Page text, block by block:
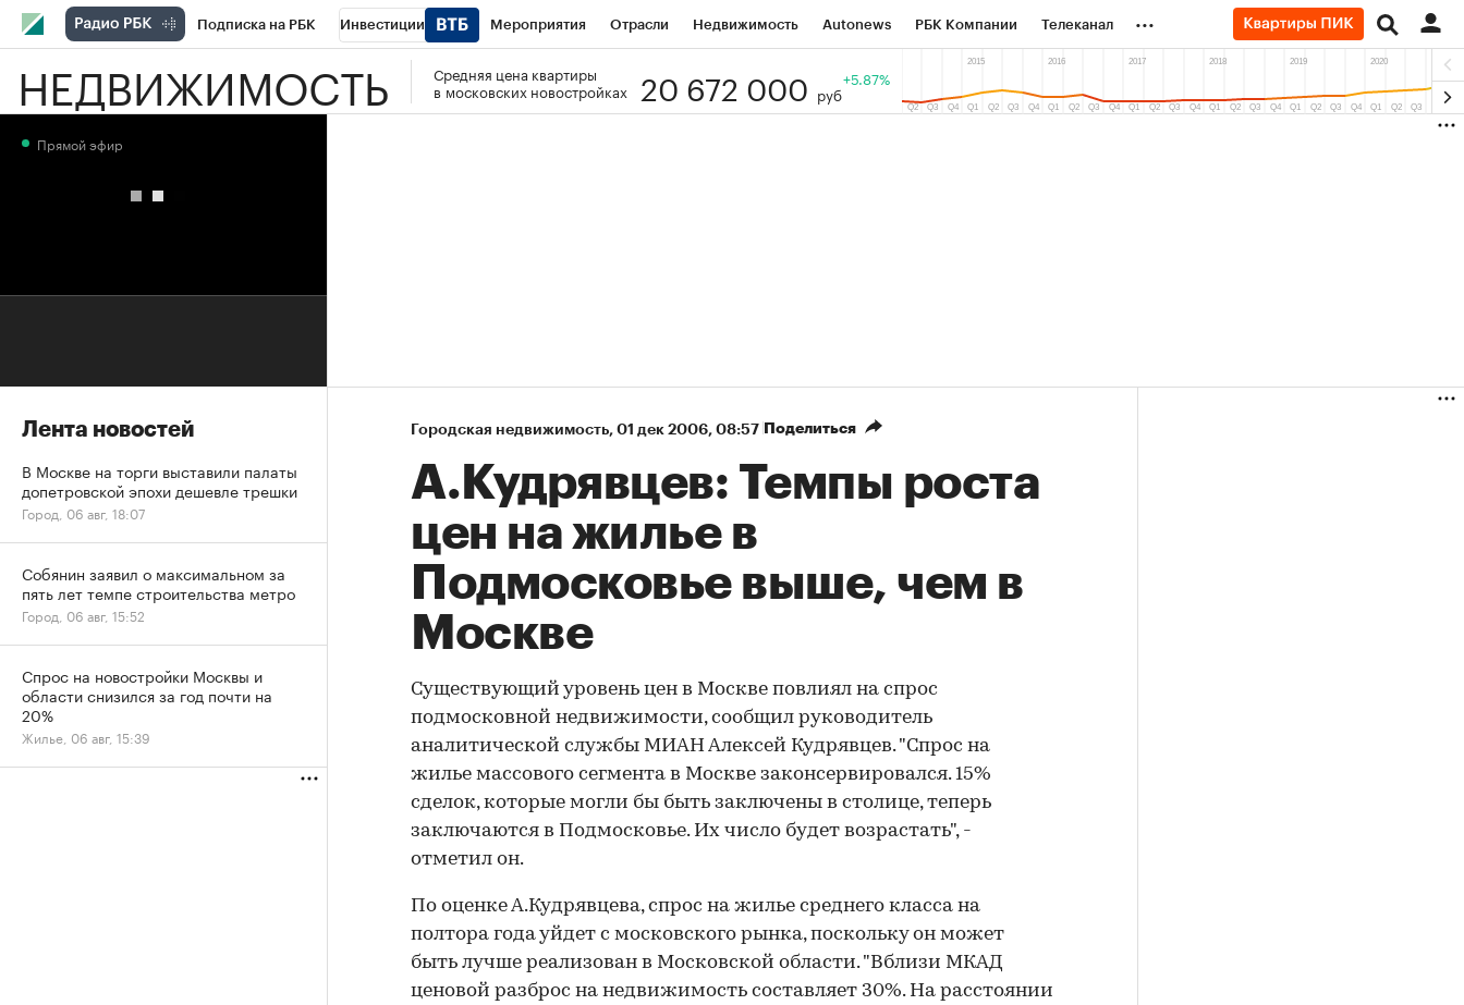
Подписка на РБК Инвестиции Мероприятия Отрасли Недвижимость Autonews РБК Компании Телеканал
РБК Вино Спорт Школа управления РБК РБК Образование Тренды
...
НЕДВИЖИМОСТЬ
Средняя цена квартиры
в московских новостройках
20 672 000 руб
+5.87%
Городская недвижимость⁠, 01 дек 2006, 08:57 Поделиться
А.Кудрявцев: Темпы роста
цен на жилье в
Подмосковье выше, чем в
Москве
Существующий уровень цен в Москве повлиял на спрос
подмосковной недвижимости, сообщил руководитель
аналитической службы МИАН Алексей Кудрявцев. "Спрос на
жилье массового сегмента в Москве законсервировался. 15%
сделок, которые могли бы быть заключены в столице, теперь
заключаются в Подмосковье. Их число будет возрастать", -
отметил он.
По оценке А.Кудрявцева, спрос на жилье среднего класса на
полтора года уйдет с московского рынка, поскольку он может
быть лучше реализован в Московской области. "Вблизи МКАД
ценовой разброс на недвижимость составляет 30%. На расстоянии
Прямой эфир
Лента новостей
В Москве на торги выставили палаты
допетровской эпохи дешевле трешки
Город, 06 авг, 18:07
Собянин заявил о максимальном за
пять лет темпе строительства метро
Город, 06 авг, 15:52
Спрос на новостройки Москвы и
области снизился за год почти на
20%
Жилье, 06 авг, 15:39